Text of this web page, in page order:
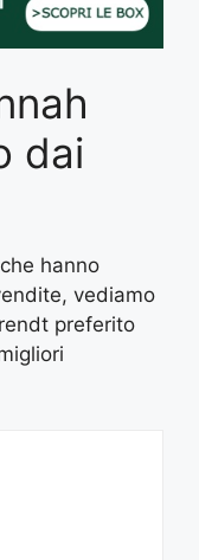
dai
hanno
vediamo
preferito